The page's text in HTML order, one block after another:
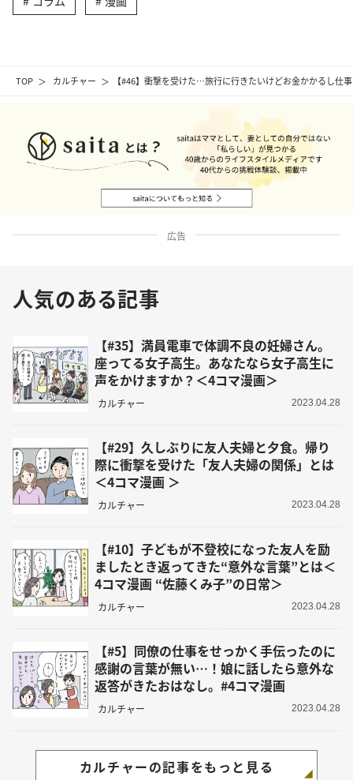
TOP カルチャー 【#46】衝撃を受けた…旅行に行きたいけどお金かかるし仕
広告
人気のある記事
【#35】満員電車で体調不良の妊婦さん。
座ってる女子高生。あなたなら女子高生に
声をかけますか？＜4コマ漫画＞
カルチャー 2023.04.28
【#29】久しぶりに友人夫婦と夕食。帰り
際に衝撃を受けた「友人夫婦の関係」とは
＜4コマ漫画 ＞
カルチャー 2023.04.28
【#10】子どもが不登校になった友人を励
ましたとき返ってきた“意外な言葉”とは＜
4コマ漫画 “佐藤くみ子”の日常＞
カルチャー 2023.04.28
【#5】同僚の仕事をせっかく手伝ったのに
感謝の言葉が無い…！娘に話したら意外な
返答がきたおはなし。#4コマ漫画
カルチャー 2023.04.28
カルチャーの記事をもっと見る